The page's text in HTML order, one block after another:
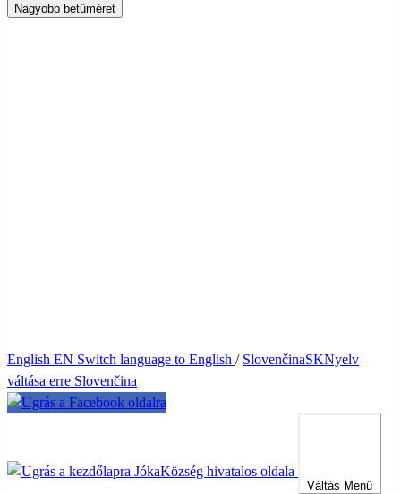
Nagyobb betűméret
English EN Switch language to English / SlovenčinaSKNyelv
váltása erre Slovenčina
JókaKözség hivatalos oldala
Váltás Menü